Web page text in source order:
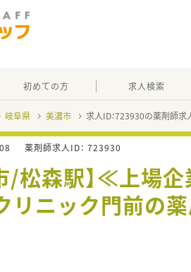
初めての方 求人検索
岐阜県 美濃市 求人ID：723930の薬剤師求
薬剤師求人ID： 723930
/松森駅】≪上場
リニック門前の